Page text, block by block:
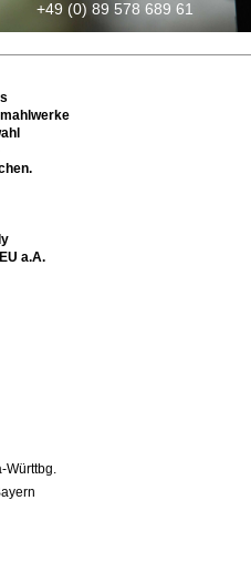
+49 (0) 89 578 689 61
a.A.
Württbg.